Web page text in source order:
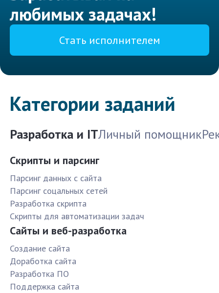
любимых задачах!
Стать исполнителем
Категории заданий
Разработка и ITЛичный помощник
Скрипты и парсинг
Парсинг данных с сайта
Парсинг соцальных сетей
Разработка скрипта
Скрипты для автоматизации задач
Сайты и веб-разработка
Создание сайта
Доработка сайта
Разработка ПО
Поддержка сайта